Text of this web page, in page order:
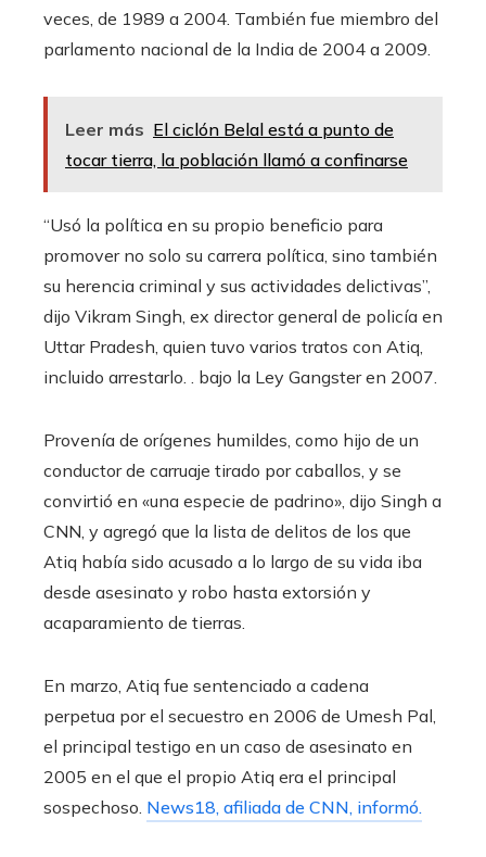
veces, de 1989 a 2004. También fue miembro del
parlamento nacional de la India de 2004 a 2009.
Leer más El ciclón Belal está a punto de
tocar tierra, la población llamó a confinarse
“Usó la política en su propio beneficio para
promover no solo su carrera política, sino también
su herencia criminal y sus actividades delictivas”,
dijo Vikram Singh, ex director general de policía en
Uttar Pradesh, quien tuvo varios tratos con Atiq,
incluido arrestarlo. . bajo la Ley Gangster en 2007.
Provenía de orígenes humildes, como hijo de un
conductor de carruaje tirado por caballos, y se
convirtió en «una especie de padrino», dijo Singh a
CNN, y agregó que la lista de delitos de los que
Atiq había sido acusado a lo largo de su vida iba
desde asesinato y robo hasta extorsión y
acaparamiento de tierras.
En marzo, Atiq fue sentenciado a cadena
perpetua por el secuestro en 2006 de Umesh Pal,
el principal testigo en un caso de asesinato en
2005 en el que el propio Atiq era el principal
sospechoso. News18, afiliada de CNN, informó.